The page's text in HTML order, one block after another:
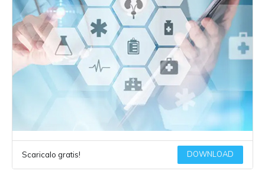
Scaricalo gratis! DOWNLOAD